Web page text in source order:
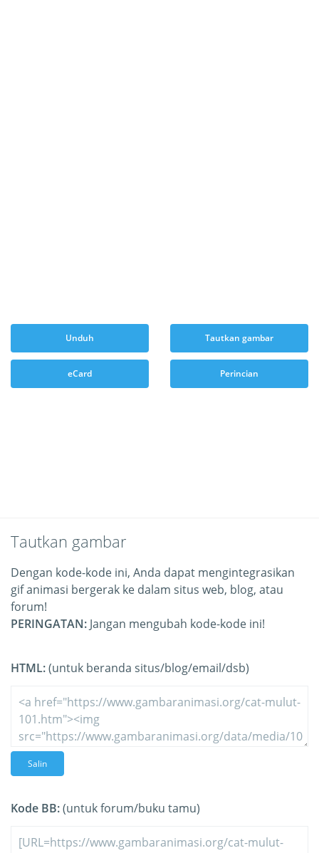
Unduh Tautkan gambar
eCard Perincian
Tautkan gambar
Dengan kode-kode ini, Anda dapat mengintegrasikan
gif animasi bergerak ke dalam situs web, blog, atau
forum!
PERINGATAN: Jangan mengubah kode-kode ini!
HTML:(untuk beranda situs/blog/email/dsb)
Salin
Kode BB:(untuk forum/buku tamu)